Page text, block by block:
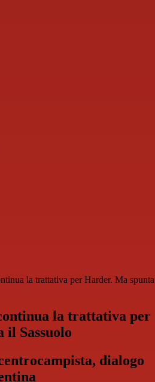
la trattativa per Harder. Ma spunta
la trattativa per
il Sassuolo
dialogo